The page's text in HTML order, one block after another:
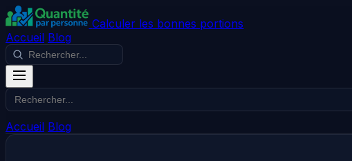
Calculer les bonnes portions
Accueil Blog
Accueil Blog